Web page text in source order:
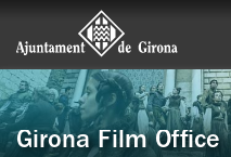
Girona Film Office